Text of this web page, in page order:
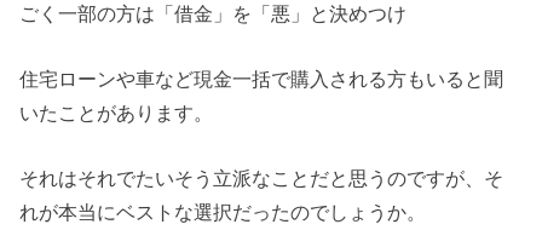
ごく一部の方は「借金」を「悪」と決めつけ
住宅ローンや車など現金一括で購入される方もいると聞
いたことがあります。
それはそれでたいそう立派なことだと思うのですが、そ
れが本当にベストな選択だったのでしょうか。